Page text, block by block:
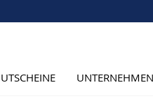
UNTERNEHMEN